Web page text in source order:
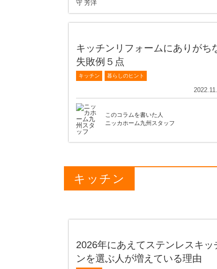
キッチンリフォームにありがち
失敗例５点
キッチン 暮らしのヒント
このコラムを書いた人
ニッカホーム九州スタッフ
キッチン
2026年にあえてステンレスキッ
ンを選ぶ人が増えている理由